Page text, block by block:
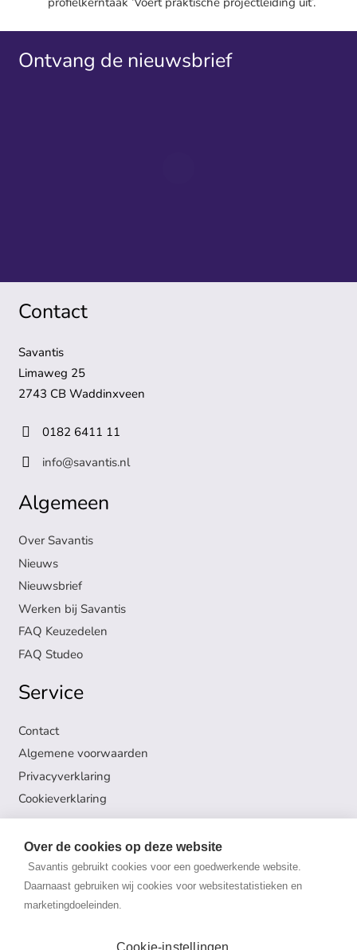
Over de cookies op deze website
Savantis gebruikt cookies voor een goedwerkende website.
Daarnaast gebruiken wij cookies voor websitestatistieken en
marketingdoeleinden.
Cookie-instellingen
Ontvang de nieuwsbrief
Contact
Savantis
Limaweg 25
2743 CB Waddinxveen
0182 6411 11
info@savantis.nl
Algemeen
Over Savantis
Nieuws
Nieuwsbrief
Werken bij Savantis
FAQ Keuzedelen
FAQ Studeo
Service
Contact
Algemene voorwaarden
Privacyverklaring
Cookieverklaring
Volg ons
Onderwijs en Examens